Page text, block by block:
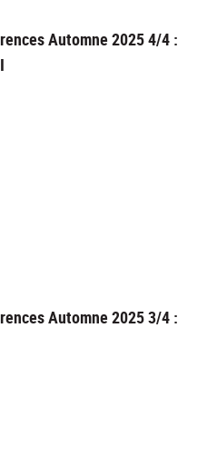
Automne 2025 4/4 :
Automne 2025 3/4 :